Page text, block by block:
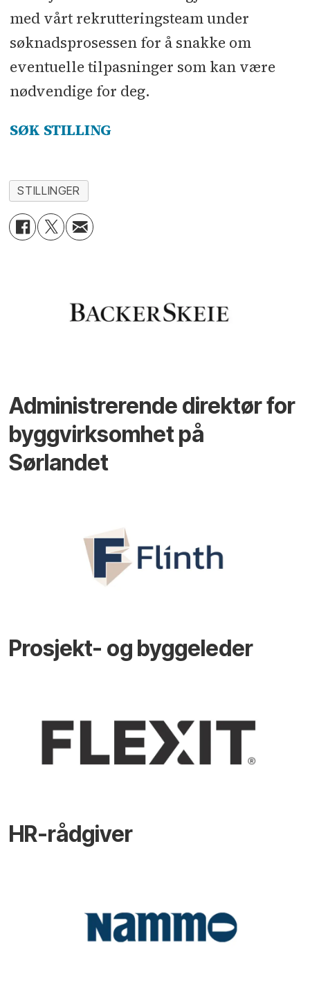
med vårt rekrutteringsteam under
søknadsprosessen for å snakke om
eventuelle tilpasninger som kan være
nødvendige for deg.
SØK STILLING
STILLINGER
Administrerende direktør for
byggvirksomhet på
Sørlandet
Prosjekt- og byggeleder
HR-rådgiver